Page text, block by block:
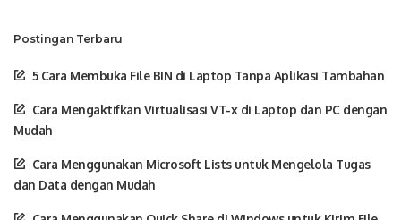
Postingan Terbaru
5 Cara Membuka File BIN di Laptop Tanpa Aplikasi Tambahan
Cara Mengaktifkan Virtualisasi VT-x di Laptop dan PC dengan
Mudah
Cara Menggunakan Microsoft Lists untuk Mengelola Tugas
dan Data dengan Mudah